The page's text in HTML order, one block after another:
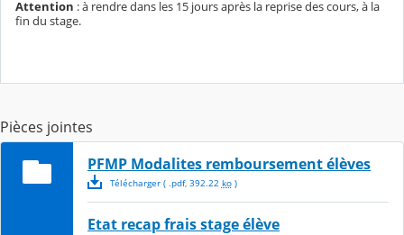
Attention : à rendre dans les 15 jours après la reprise des cours, à la
fin du stage.
Pièces jointes
PFMP Modalites remboursement élèves
Télécharger( .pdf, 392.22 ko)
Etat recap frais stage élève